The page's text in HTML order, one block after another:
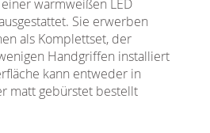
warmweißen LED
Sie erwerben
als Komplettset, der
Handgriffen installiert
kann entweder in
matt gebürstet bestellt